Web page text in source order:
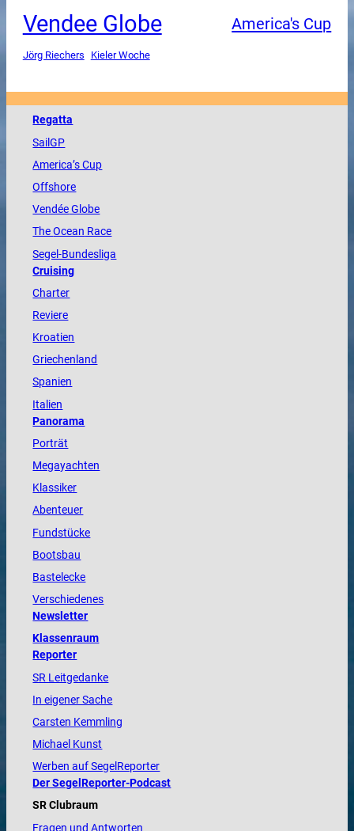
Vendee Globe America's Cup
Jörg Riechers Kieler Woche
Regatta
SailGP
America’s Cup
Offshore
VendéeGlobe
TheOcean Race
Segel-Bundesliga
Cruising
Charter
Reviere
Kroatien
Griechenland
Spanien
Italien
Panorama
Porträt
Megayachten
Klassiker
Abenteuer
Fundstücke
Bootsbau
Bastelecke
Verschiedenes
Newsletter
Klassenraum
Reporter
SR Leitgedanke
In eigener Sache
Carsten Kemmling
Michael Kunst
Werben auf SegelReporter
Der SegelReporter-Podcast
SR Clubraum
Fragen und Antworten